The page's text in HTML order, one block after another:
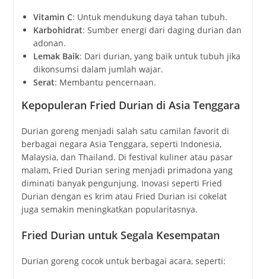
Vitamin C: Untuk mendukung daya tahan tubuh.
Karbohidrat: Sumber energi dari daging durian dan
adonan.
Lemak Baik: Dari durian, yang baik untuk tubuh jika
dikonsumsi dalam jumlah wajar.
Serat: Membantu pencernaan.
Kepopuleran Fried Durian di Asia Tenggara
Durian goreng menjadi salah satu camilan favorit di
berbagai negara Asia Tenggara, seperti Indonesia,
Malaysia, dan Thailand. Di festival kuliner atau pasar
malam, Fried Durian sering menjadi primadona yang
diminati banyak pengunjung. Inovasi seperti Fried
Durian dengan es krim atau Fried Durian isi cokelat
juga semakin meningkatkan popularitasnya.
Fried Durian untuk Segala Kesempatan
Durian goreng cocok untuk berbagai acara, seperti: